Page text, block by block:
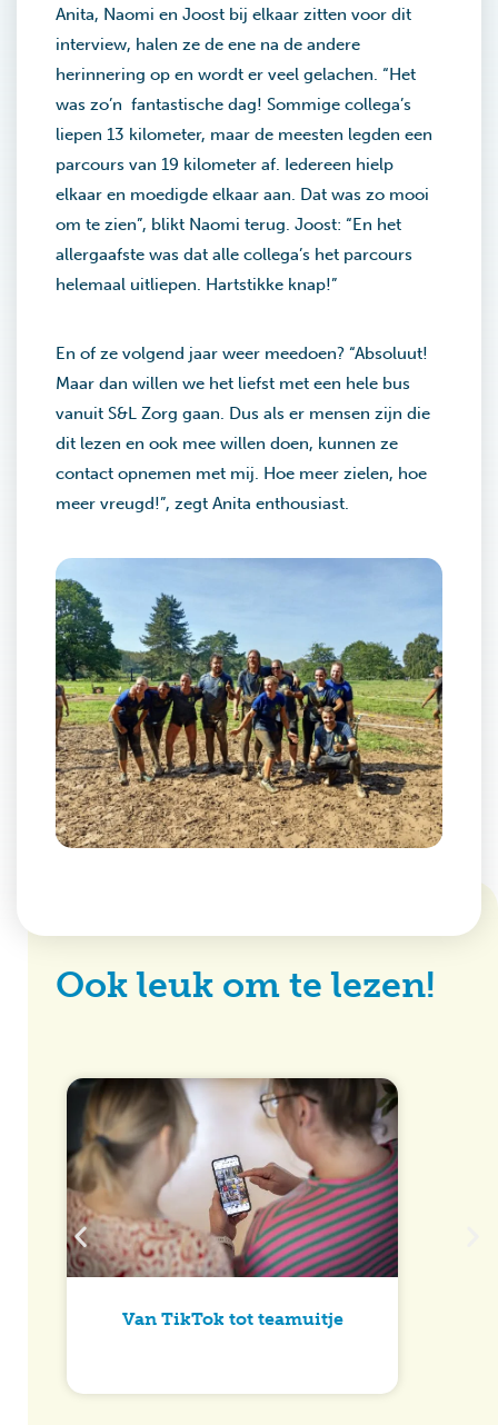
Anita, Naomi en Joost bij elkaar zitten voor dit
interview, halen ze de ene na de andere
herinnering op en wordt er veel gelachen. “Het
was zo’n fantastische dag! Sommige collega’s
liepen 13 kilometer, maar de meesten legden een
parcours van 19 kilometer af. Iedereen hielp
elkaar en moedigde elkaar aan. Dat was zo mooi
om te zien”, blikt Naomi terug. Joost: “En het
allergaafste was dat alle collega’s het parcours
helemaal uitliepen. Hartstikke knap!”
En of ze volgend jaar weer meedoen? “Absoluut!
Maar dan willen we het liefst met een hele bus
vanuit S&L Zorg gaan. Dus als er mensen zijn die
dit lezen en ook mee willen doen, kunnen ze
contact opnemen met mij. Hoe meer zielen, hoe
meer vreugd!”, zegt Anita enthousiast.
Ook leuk om te lezen!
Van TikTok tot teamuitje